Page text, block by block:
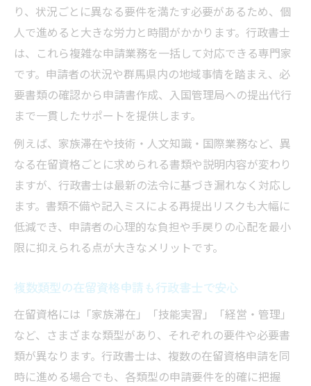
り、状況ごとに異なる要件を満たす必要があるため、個
人で進めると大きな労力と時間がかかります。行政書士
は、これら複雑な申請業務を一括して対応できる専門家
です。申請者の状況や群馬県内の地域事情を踏まえ、必
要書類の確認から申請書作成、入国管理局への提出代行
まで一貫したサポートを提供します。
例えば、家族滞在や技術・人文知識・国際業務など、異
なる在留資格ごとに求められる書類や説明内容が変わり
ますが、行政書士は最新の法令に基づき漏れなく対応し
ます。書類不備や記入ミスによる再提出リスクも大幅に
低減でき、申請者の心理的な負担や手戻りの心配を最小
限に抑えられる点が大きなメリットです。
複数類型の在留資格申請も行政書士で安心
在留資格には「家族滞在」「技能実習」「経営・管理」
など、さまざまな類型があり、それぞれの要件や必要書
類が異なります。行政書士は、複数の在留資格申請を同
時に進める場合でも、各類型の申請要件を的確に把握